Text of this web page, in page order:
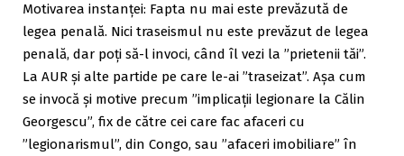
Motivarea instanței: Fapta nu mai este prevăzută de
legea penală. Nici traseismul nu este prevăzut de legea
penală, dar poți să-l invoci, când îl vezi la ”prietenii tăi”.
La AUR și alte partide pe care le-ai ”traseizat”. Așa cum
se invocă și motive precum ”implicații legionare la Călin
Georgescu”, fix de către cei care fac afaceri cu
”legionarismul”, din Congo, sau ”afaceri imobiliare” în